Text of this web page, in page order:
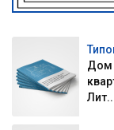
Дом